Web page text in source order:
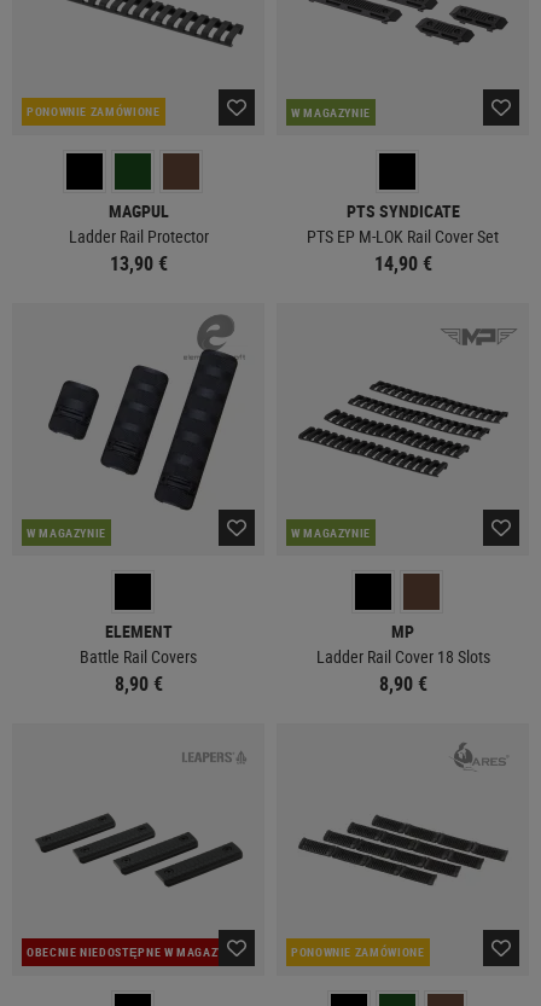
PONOWNIE ZAMÓWIONE
MAGPUL
Ladder Rail Protector
13,90 €
W MAGAZYNIE
PTS SYNDICATE
PTS EP M-LOK Rail Cover Set
14,90 €
W MAGAZYNIE
ELEMENT
Battle Rail Covers
8,90 €
W MAGAZYNIE
MP
Ladder Rail Cover 18 Slots
8,90 €
OBECNIE NIEDOSTĘPNE W MAGAZYNIE PONOWNIE ZAMÓWIONE